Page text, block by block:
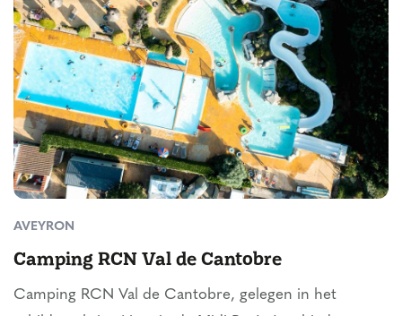
AVEYRON
Camping RCN Val de Cantobre
Camping RCN Val de Cantobre, gelegen in het